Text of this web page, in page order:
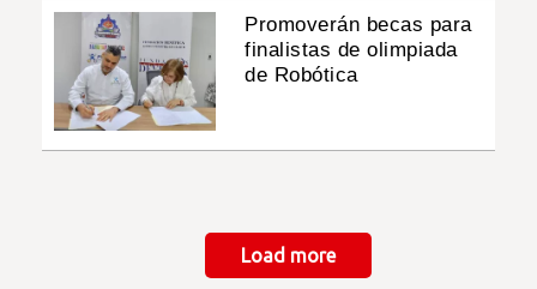
Promoverán becas para
finalistas de olimpiada
de Robótica
Load more